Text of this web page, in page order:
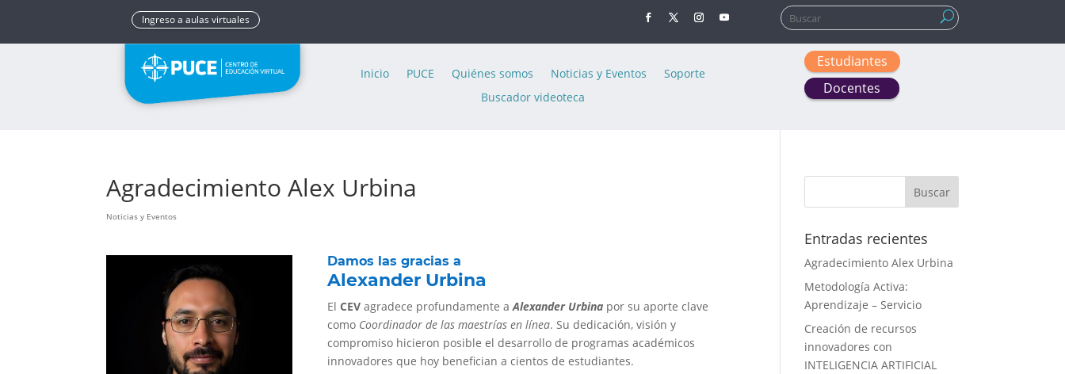
Ingreso a aulas virtuales Buscar:
Inicio PUCE Quiénes somos Noticias y Eventos
Soporte
Buscador videoteca
Estudiantes
Docentes
Agradecimiento Alex Urbina
Noticias y Eventos
Damos las gracias a
Alexander Urbina
El CEVagradece profundamente aAlexander Urbina por su aporte clave
como Coordinador de las maestrías en línea. Su dedicación, visión y
compromiso hicieron posible el desarrollo de programas académicos
innovadores que hoy benefician a cientos de estudiantes.
Entradas recientes
Agradecimiento Alex Urbina
Metodología Activa:
Aprendizaje – Servicio
Creación de recursos
innovadores con
INTELIGENCIA ARTIFICIAL